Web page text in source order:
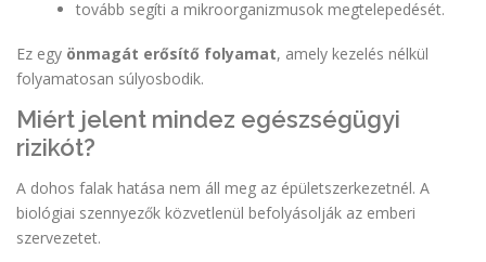
tovább segíti a mikroorganizmusok megtelepedését.
Ez egy önmagát erősítő folyamat, amely kezelés nélkül
folyamatosan súlyosbodik.
Miért jelent mindez egészségügyi
rizikót?
A dohos falak hatása nem áll meg az épületszerkezetnél. A
biológiai szennyezők közvetlenül befolyásolják az emberi
szervezetet.